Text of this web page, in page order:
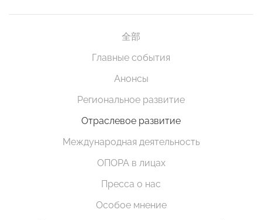
全部
Главные события
Анонсы
Региональное развитие
Отраслевое развитие
Международная деятельность
ОПОРА в лицах
Пресса о нас
Особое мнение